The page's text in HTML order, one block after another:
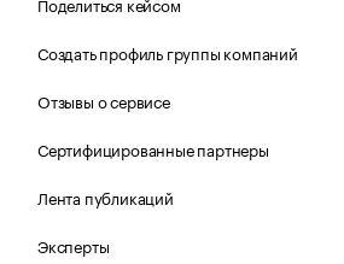
Создать профиль группы компаний
Отзывы о сервисе
Сертифицированные партнеры
Лента публикаций
Эксперты